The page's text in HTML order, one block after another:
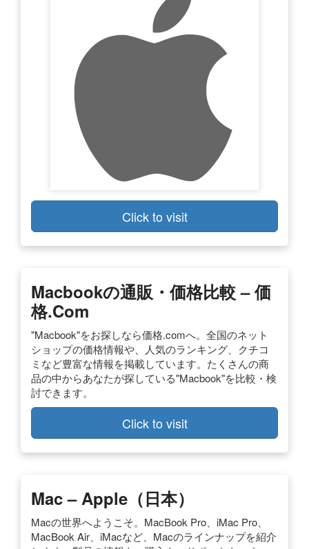
Click to visit
Macbookの通販・価格比較 – 価
格.com
"Macbook"をお探しなら価格.comへ。全国のネット
ショップの価格情報や、人気のランキング、クチコ
ミなど豊富な情報を掲載しています。たくさんの商
品の中からあなたが探している"Macbook"を比較・検
討できます。
Click to visit
Mac – Apple（日本）
Macの世界へようこそ。MacBook Pro、iMac Pro、
MacBook Air、iMacなど、Macのラインナップを紹介